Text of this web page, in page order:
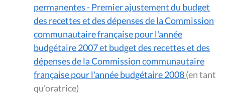
permanentes - Premier ajustement du budget
des recettes et des dépenses de la Commission
communautaire française pour l'année
budgétaire 2007 et budget des recettes et des
dépenses de la Commission communautaire
française pour l'année budgétaire 2008(en tant
qu'oratrice)